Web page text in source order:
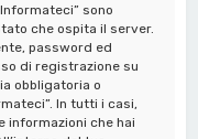
sono
che ospita il server.
password ed
di registrazione su
obbligatoria o
In tutti i casi,
informazioni che hai